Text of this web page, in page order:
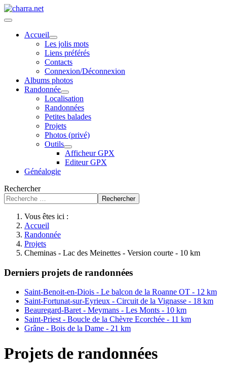
Accueil
Les jolis mots
Liens préférés
Contacts
Connexion/Déconnexion
Albums photos
Randonnée
Localisation
Randonnées
Petites balades
Projets
Photos (privé)
Outils
Afficheur GPX
Editeur GPX
Généalogie
Rechercher
Rechercher
Vous êtes ici :
Accueil
Randonnée
Projets
Cheminas - Lac des Meinettes - Version courte - 10 km
Derniers projets de randonnées
Saint-Benoit-en-Diois - Le balcon de la Roanne OT - 12 km
Saint-Fortunat-sur-Eyrieux - Circuit de la Vignasse - 18 km
Beauregard-Baret - Meymans - Les Monts - 10 km
Saint-Priest - Boucle de la Chèvre Ecorchée - 11 km
Grâne - Bois de la Dame - 21 km
Projets de randonnées